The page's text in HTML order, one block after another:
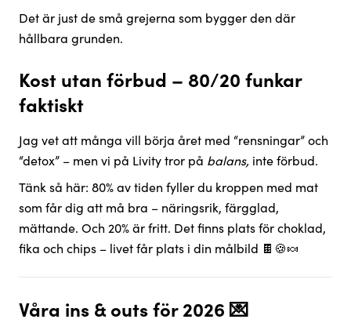
Det är just de små grejerna som bygger den där
hållbara grunden.
Kost utan förbud – 80/20 funkar
faktiskt
Jag vet att många vill börja året med “rensningar” och
“detox” – men vi på Livity tror på balans, inte förbud.
Tänk så här: 80% av tiden fyller du kroppen med mat
som får dig att må bra – näringsrik, färgglad,
mättande. Och 20% är fritt. Det finns plats för choklad,
fika och chips – livet får plats i din målbild 🍫🍪🍬
Våra ins & outs för 2026 💌